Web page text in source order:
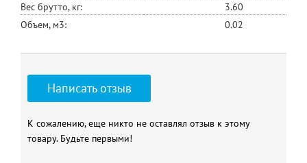
Вес брутто, кг:
3.60
Объем, м3:
0.02
Написать отзыв
К сожалению, еще никто не оставлял отзыв к этому
товару. Будьте первыми!